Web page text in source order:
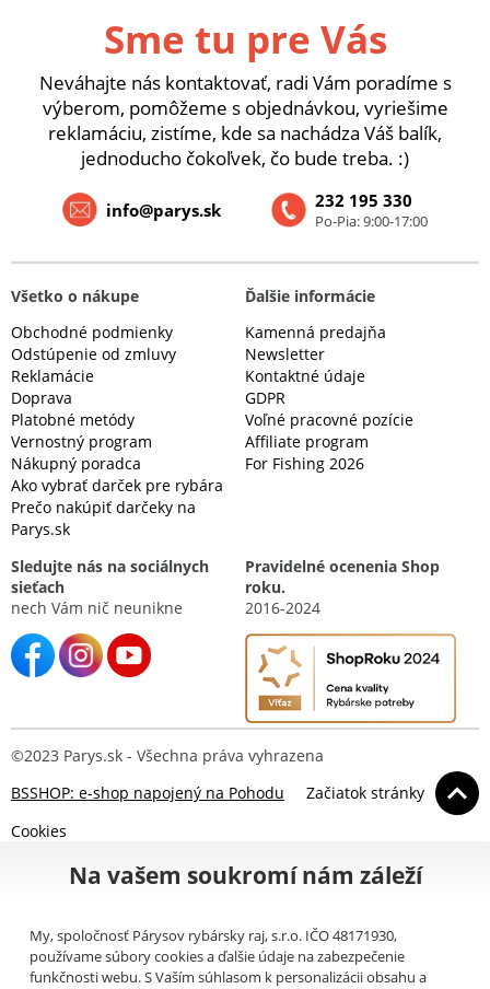
Sme tu pre Vás
Neváhajte nás kontaktovať, radi Vám poradíme s
výberom, pomôžeme s objednávkou, vyriešime
reklamáciu, zistíme, kde sa nachádza Váš balík,
jednoducho čokoľvek, čo bude treba. :)
232 195 330
Po-Pia: 9:00-17:00
info@parys.sk
Všetko o nákupe
Obchodné podmienky
Odstúpenie od zmluvy
Reklamácie
Doprava
Platobné metódy
Vernostný program
Nákupný poradca
Ako vybrať darček pre rybára
Prečo nakúpiť darčeky na
Parys.sk
Ďalšie informácie
Kamenná predajňa
Newsletter
Kontaktné údaje
GDPR
Voľné pracovné pozície
Affiliate program
For Fishing 2026
Sledujte nás na sociálnych
sieťach
nech Vám nič neunikne
Pravidelné ocenenia Shop
roku.
2016-2024
©2023 Parys.sk - Všechna práva vyhrazena
BSSHOP: e-shop napojený na Pohodu
Začiatok stránky
Cookies
Na vašem soukromí nám záleží
My, spoločnosť Párysov rybársky raj, s.r.o. IČO 48171930,
používame súbory cookies a ďalšie údaje na zabezpečenie
funkčnosti webu. S Vaším súhlasom k personalizácii obsahu a